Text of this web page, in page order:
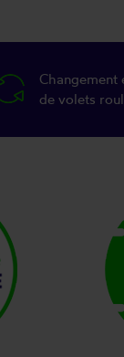
de volets